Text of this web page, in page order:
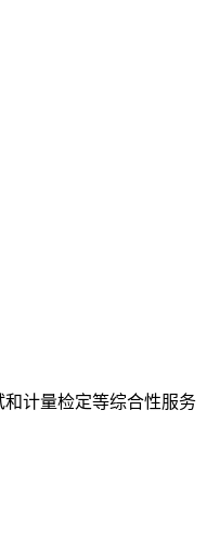
计量检定等综合性服务